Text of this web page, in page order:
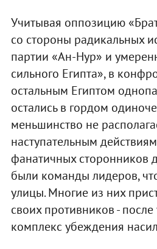
Учитывая оппозицию
со стороны радикальных
партии «Ан-Нур» и
сильного Египта», в
остальным Египтом
остались в гордом
меньшинство не
наступательным
фанатичных сторонников
были команды лидеров,
улицы. Многие из них
своих противников - после
комплекс убеждения